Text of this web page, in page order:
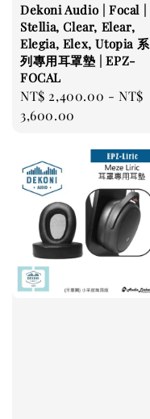
Dekoni Audio | Focal |
Stellia, Clear, Elear,
Elegia, Elex, Utopia 系
列專用耳罩墊 | EPZ-
FOCAL
Regular
price
NT$ 2,400.00 -NT$
3,600.00